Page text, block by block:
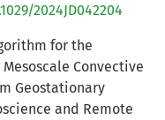
2024JD042204
for the
Convective
Geostationary
and Remote